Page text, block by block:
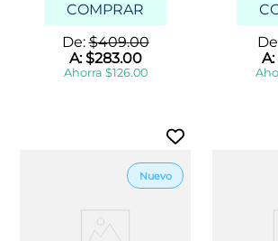
COMPRAR
De:$409.00
A:$283.00
Ahorra $126.00
A: